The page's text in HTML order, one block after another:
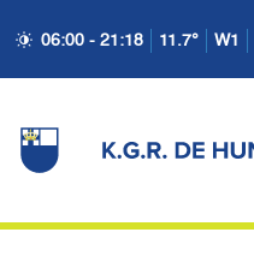
06:00 - 21:18 11.7° W1